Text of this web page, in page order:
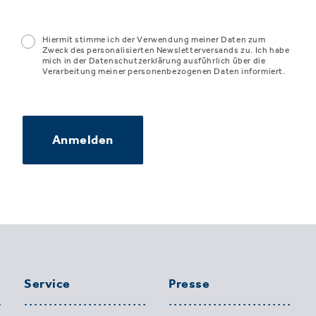
Hiermit stimme ich der Verwendung meiner Daten zum
Zweck des personalisierten Newsletterversands zu. Ich habe
mich in der Datenschutzerklärung ausführlich über die
Verarbeitung meiner personenbezogenen Daten informiert.
Anmelden
Service Presse